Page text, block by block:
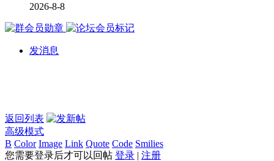
2026-8-8
发消息
返回列表
高级模式
B Color Image Link Quote Code Smilies
您需要登录后才可以回帖 登录 | 注册